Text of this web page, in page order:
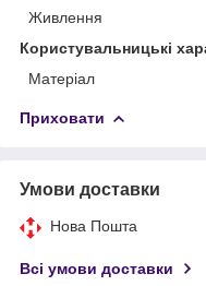
Живлення
Користувальницькі
Матеріал
Приховати
Умови доставки
Нова Пошта
Всі умови доставки